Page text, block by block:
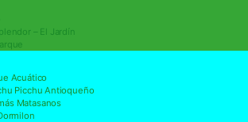
– El Jardín
Acuático
Picchu Antioqueño
Matasanos